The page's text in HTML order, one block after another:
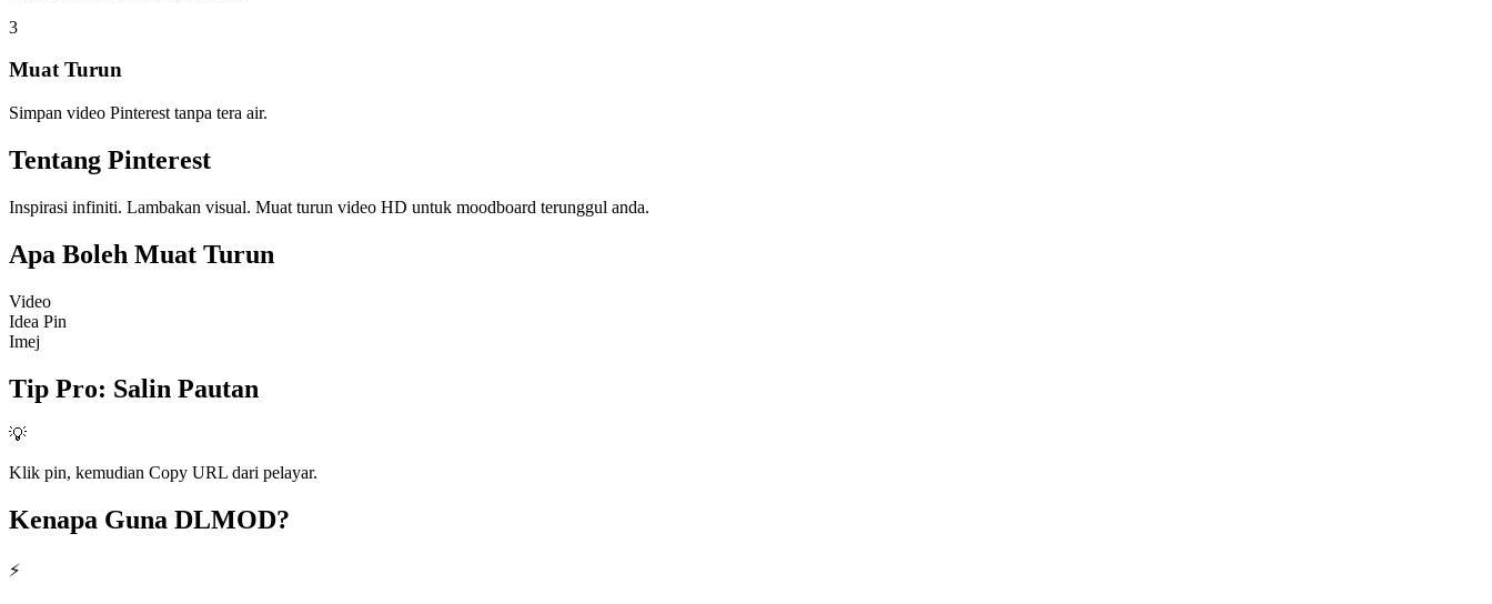
3
Muat Turun
Simpan video Pinterest tanpa tera air.
Tentang Pinterest
Inspirasi infiniti. Lambakan visual. Muat turun video HD untuk moodboard terunggul anda.
Apa Boleh Muat Turun
Video
Idea Pin
Imej
Tip Pro: Salin Pautan
💡
Klik pin, kemudian Copy URL dari pelayar.
Kenapa Guna DLMOD?
⚡